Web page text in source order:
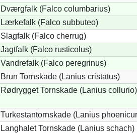
Dværgfalk (Falco columbarius)
Lærkefalk (Falco subbuteo)
Slagfalk (Falco cherrug)
Jagtfalk (Falco rusticolus)
Vandrefalk (Falco peregrinus)
Brun Tornskade (Lanius cristatus)
Rødrygget Tornskade (Lanius collurio)
Turkestantornskade (Lanius
Langhalet Tornskade (Lanius schach)